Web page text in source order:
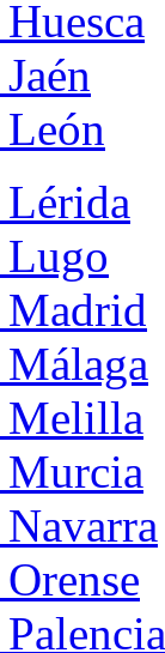
Lugo
Madrid
Melilla
Murcia